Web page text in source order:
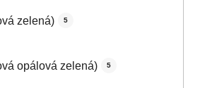
zelená) 5
opálová zelená) 5